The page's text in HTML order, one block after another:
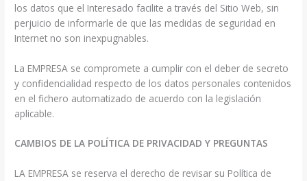
los datos que el Interesado facilite a través del Sitio Web, sin
perjuicio de informarle de que las medidas de seguridad en
Internet no son inexpugnables.
La EMPRESA se compromete a cumplir con el deber de secreto
y confidencialidad respecto de los datos personales contenidos
en el fichero automatizado de acuerdo con la legislación
aplicable.
CAMBIOS DE LA POLÍTICA DE PRIVACIDAD Y PREGUNTAS
LA EMPRESA se reserva el derecho de revisar su Política de